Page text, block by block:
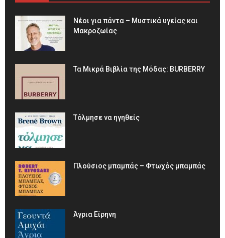
Νέοι για πάντα – Μυστικά υγείας και
Μακροζωίας
Τα Μικρά Βιβλία της Μόδας: BURBERRY
Τόλμησε να ηγηθείς
Πλούσιος μπαμπάς – Φτωχός μπαμπάς
Άγρια Είρηνη